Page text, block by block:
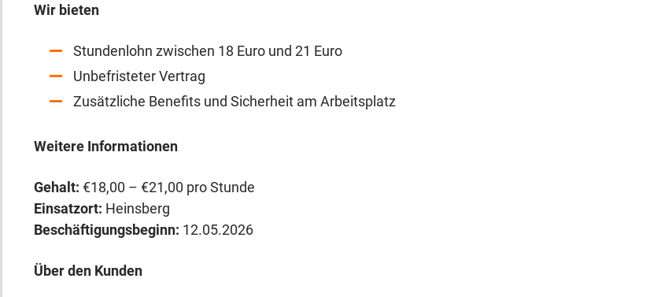
Wir bieten
Stundenlohn zwischen 18 Euro und 21 Euro
Unbefristeter Vertrag
Zusätzliche Benefits und Sicherheit am Arbeitsplatz
Weitere Informationen
Gehalt: €18,00 – €21,00 pro Stunde
Einsatzort: Heinsberg
Beschäftigungsbeginn: 12.05.2026
Über den Kunden